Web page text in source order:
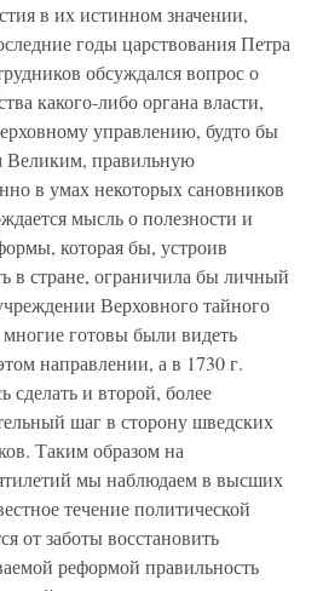
в их истинном значении,
годы царствования Петра
обсуждался вопрос о
какого-либо органа власти,
управлению, будто бы
Великим, правильную
в умах некоторых сановников
мысль о полезности и
которая бы, устроив
в стране, ограничила бы личный
Верховного тайного
многие готовы были видеть
направлении, а в 1730 г.
сделать и второй, более
шаг в сторону шведских
Таким образом на
мы наблюдаем в высших
течение политической
от заботы восстановить
реформой правильность